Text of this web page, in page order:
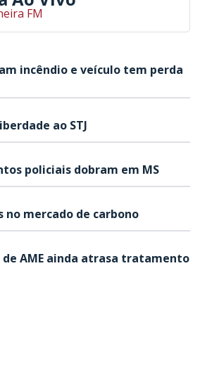
FM
incêndio e veículo tem perda
ao STJ
policiais dobram em MS
mercado de carbono
AME ainda atrasa tratamento